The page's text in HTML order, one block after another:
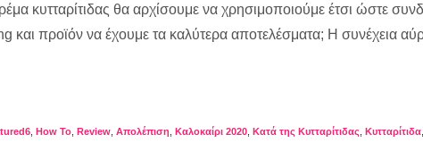
κυτταρίτιδας θα αρχίσουμε να χρησιμοποιούμε έτσι ώστε
και προϊόν να έχουμε τα καλύτερα αποτελέσματα; Η συνέχεια
How To Review Απολέπιση Καλοκαίρι 2020 Κατά της Κυτταρίτιδας Κυτταρίτιδα